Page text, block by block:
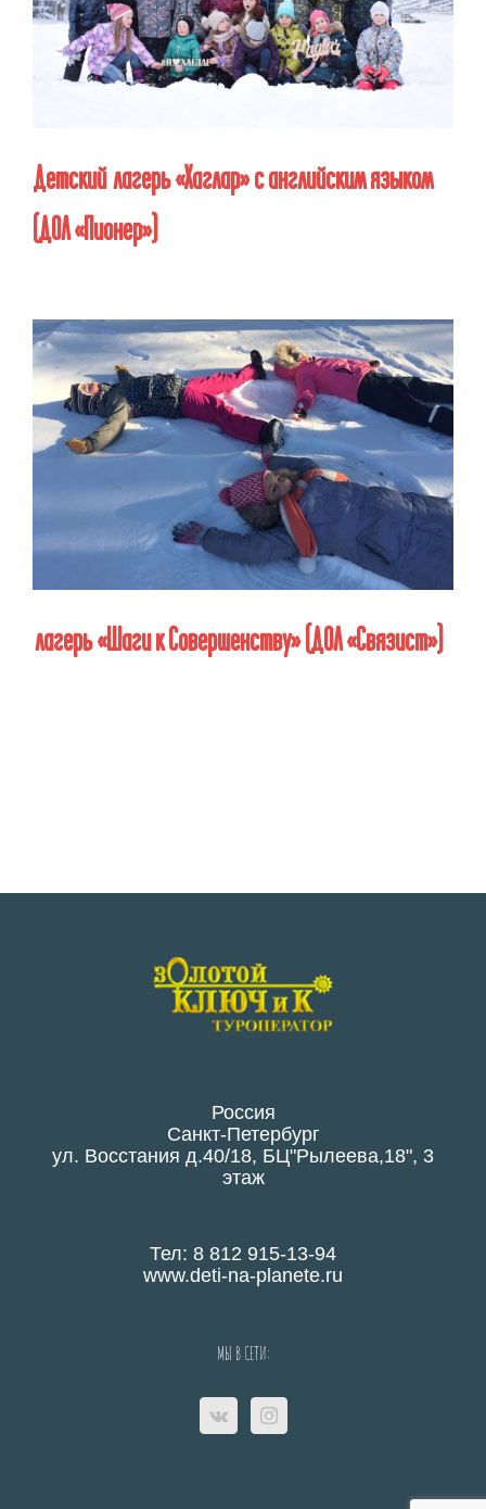
Детский лагерь «Хаглар» с английским языком
(ДОЛ «Пионер»)
лагерь «Шаги к Совершенству» (ДОЛ «Связист»)
Россия
Санкт-Петербург
ул. Восстания д.40/18, БЦ"Рылеева,18", 3
этаж
Тел: 8 812 915-13-94
www.deti-na-planete.ru
МЫ В СЕТИ: